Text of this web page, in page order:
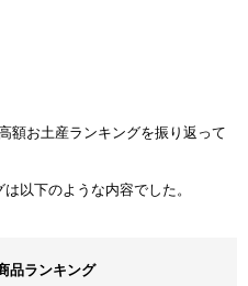
額お土産ランキングを振り返って
以下のような内容でした。
品ランキング